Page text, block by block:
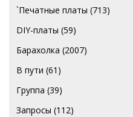
`Печатные платы (713)
DIY-платы (59)
Барахолка (2007)
В пути (61)
Группа (39)
Запросы (112)